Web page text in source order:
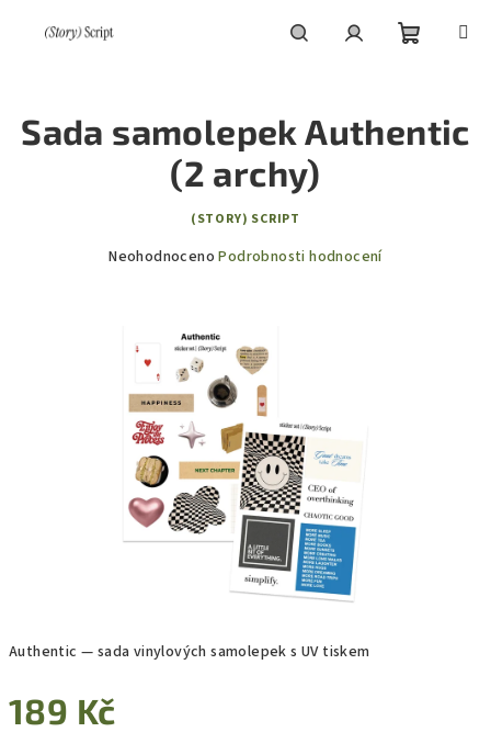
košík
Authentic — sada vinylových samolepek s UV tiskem
189 Kč
Sada samolepek Authentic
(2 archy)
(STORY) SCRIPT
Průměrné
hvězdiček.
Neohodnoceno Podrobnosti hodnocení